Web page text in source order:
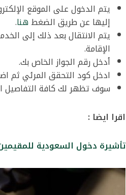
يتم الدخول على الموقع
إليها عن طريق الضغط هنا.
يتم الانتقال بعد ذلك إلى
الإقامة.
أدخل رقم الجواز الخاص بك.
ادخل كود التحقق المرئي ثم
سوف تظهر لك كافة التفاصيل
اقرا ايضا :
تأشيرة دخول السعودية